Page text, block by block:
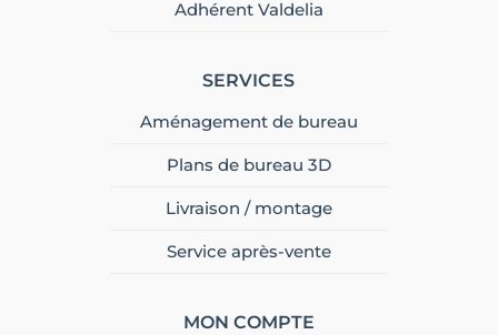
Adhérent Valdelia
SERVICES
Aménagement de bureau
Plans de bureau 3D
Livraison / montage
Service après-vente
MON COMPTE